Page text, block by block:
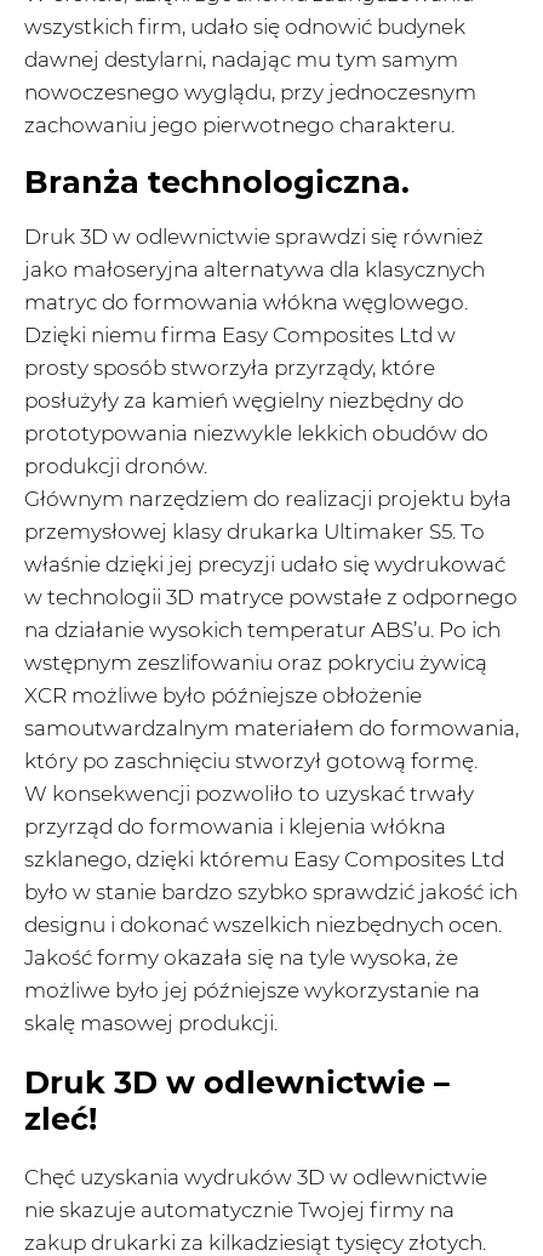
wszystkich firm, udało się odnowić budynek
dawnej destylarni, nadając mu tym samym
nowoczesnego wyglądu, przy jednoczesnym
zachowaniu jego pierwotnego charakteru.
Branża technologiczna.
Druk 3D w odlewnictwie sprawdzi się również
jako małoseryjna alternatywa dla klasycznych
matryc do formowania włókna węglowego.
Dzięki niemu firma Easy Composites Ltd w
prosty sposób stworzyła przyrządy, które
posłużyły za kamień węgielny niezbędny do
prototypowania niezwykle lekkich obudów do
produkcji dronów.
Głównym narzędziem do realizacji projektu była
przemysłowej klasy drukarka Ultimaker S5. To
właśnie dzięki jej precyzji udało się wydrukować
w technologii 3D matryce powstałe z odpornego
na działanie wysokich temperatur ABS’u. Po ich
wstępnym zeszlifowaniu oraz pokryciu żywicą
XCR możliwe było późniejsze obłożenie
samoutwardzalnym materiałem do formowania,
który po zaschnięciu stworzył gotową formę.
W konsekwencji pozwoliło to uzyskać trwały
przyrząd do formowania i klejenia włókna
szklanego, dzięki któremu Easy Composites Ltd
było w stanie bardzo szybko sprawdzić jakość ich
designu i dokonać wszelkich niezbędnych ocen.
Jakość formy okazała się na tyle wysoka, że
możliwe było jej późniejsze wykorzystanie na
skalę masowej produkcji.
Druk 3D w odlewnictwie –
zleć!
Chęć uzyskania wydruków 3D w odlewnictwie
nie skazuje automatycznie Twojej firmy na
zakup drukarki za kilkadziesiąt tysięcy złotych.